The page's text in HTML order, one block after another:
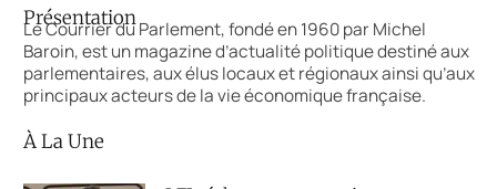
Présentation
Le Courrier du Parlement, fondé en 1960 par Michel
Baroin, est un magazine d’actualité politique destiné aux
parlementaires, aux élus locaux et régionaux ainsi qu’aux
principaux acteurs de la vie économique française.
À La Une